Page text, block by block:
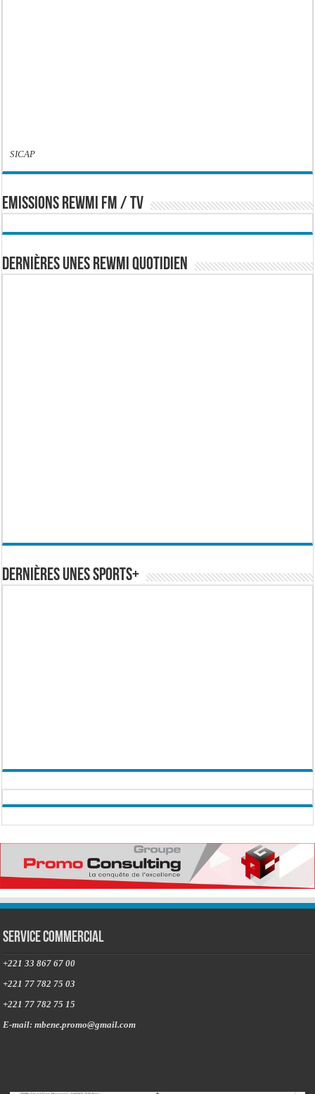
SICAP
EMISSIONS REWMI FM / TV
Dernières Unes Rewmi Quotidien
Dernières Unes Sports+
Service commercial
+221 33 867 67 00
+221 77 782 75 03
+221 77 782 75 15
E-mail: mbene.promo@gmail.com